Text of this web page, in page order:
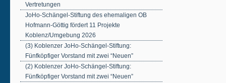
Vertretungen
JoHo-Schängel-Stiftung des ehemaligen OB
Hofmann-Göttig fördert 11 Projekte
Koblenz/Umgebung 2026
(3) Koblenzer JoHo-Schängel-Stiftung:
Fünfköpfiger Vorstand mit zwei “Neuen”
(2) Koblenzer JoHo-Schängel-Stiftung:
Fünfköpfiger Vorstand mit zwei “Neuen”